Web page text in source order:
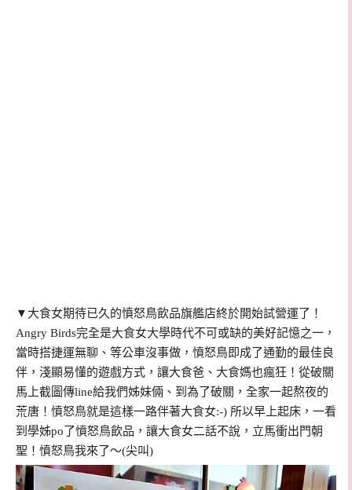
▼大食女期待已久的憤怒鳥飲品旗艦店終於開始試營運了！
Angry Birds完全是大食女大學時代不可或缺的美好記憶之一，
當時搭捷運無聊、等公車沒事做，憤怒鳥即成了通勤的最佳良
伴，淺顯易懂的遊戲方式，讓大食爸、大食媽也瘋狂！從破關
馬上截圖傳line給我們姊妹倆、到為了破關，全家一起熬夜的
荒唐！憤怒鳥就是這樣一路伴著大食女:-) 所以早上起床，一看
到學姊po了憤怒鳥飲品，讓大食女二話不說，立馬衝出門朝
聖！憤怒鳥我來了～(尖叫)